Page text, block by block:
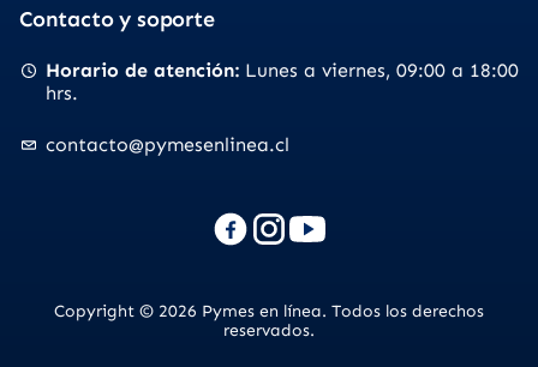
Contacto y soporte
Horario de atención Lunes a viernes 09:00 a 18:00
hrs.
contacto@pymesenlinea.cl
Copyright © 2026 Pymes en línea. Todos los derechos
reservados.